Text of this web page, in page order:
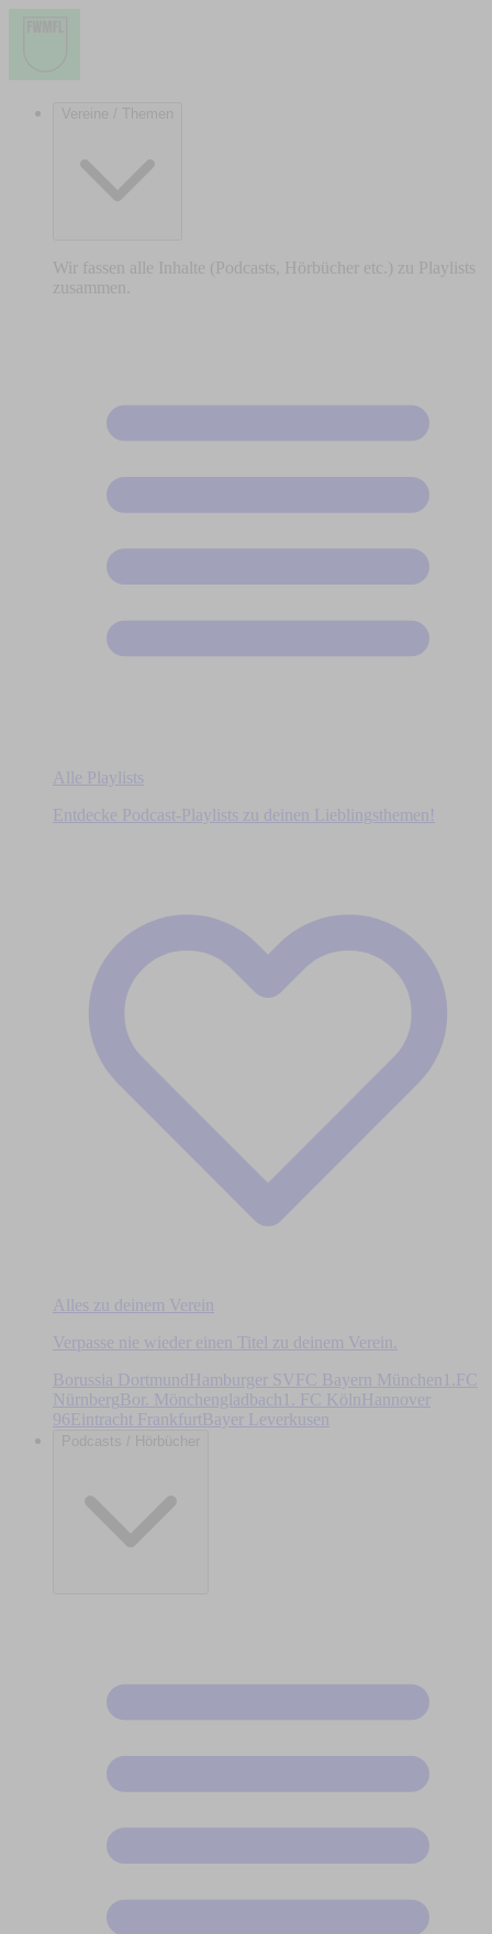
Vereine / Themen
Wir fassen alle Inhalte (Podcasts, Hörbücher etc.) zu Playlists
zusammen.
Alle Playlists
Entdecke Podcast-Playlists zu deinen Lieblingsthemen!
Alles zu deinem Verein
Verpasse nie wieder einen Titel zu deinem Verein.
Borussia DortmundHamburger SV FC Bayern München
1.FC
Nürnberg Bor. Mönchengladbach 1. FC Köln
Hannover
96Eintracht Frankfurt Bayer Leverkusen
Podcasts / Hörbücher